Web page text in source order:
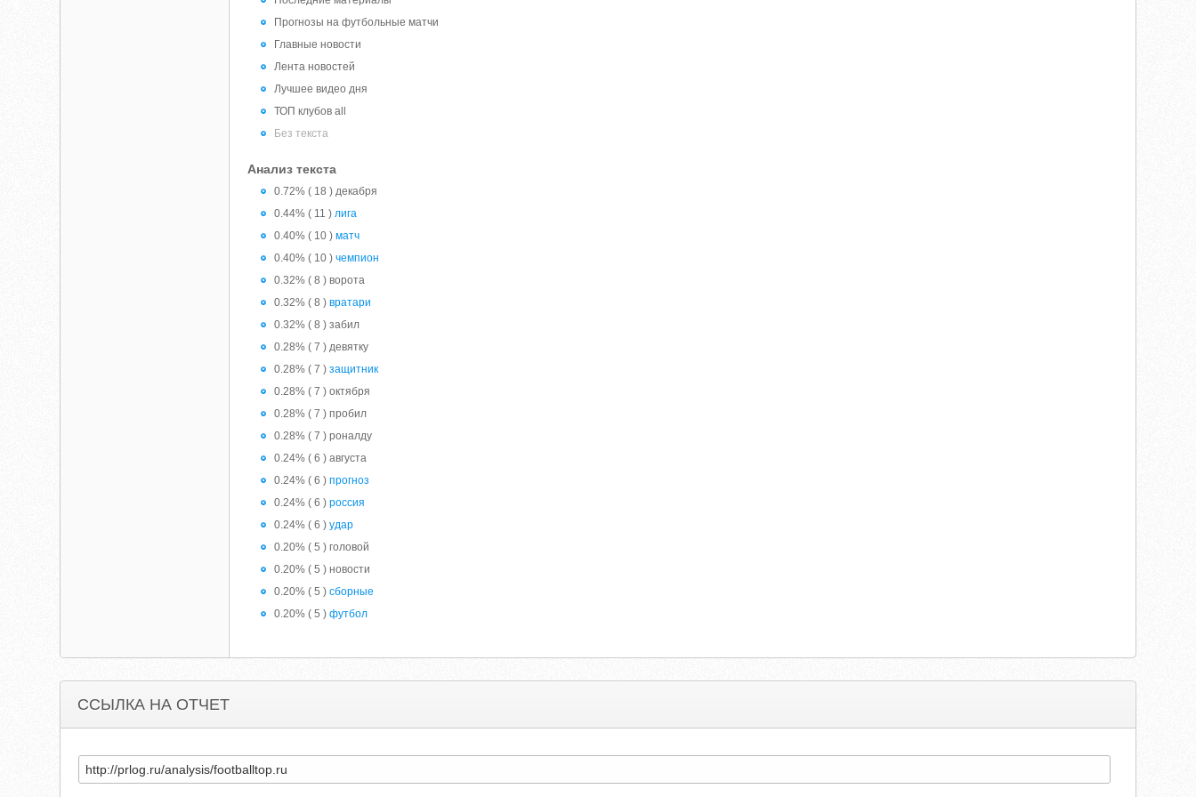
Прогнозы на футбольные матчи
Главные новости
Лента новостей
Лучшее видео дня
ТОП клубов all
Без текста
Анализ текста
0.72% ( 18 ) декабря
0.44% ( 11 )лига
0.40% ( 10 )матч
0.40% ( 10 )чемпион
0.32% ( 8 ) ворота
0.32% ( 8 )вратари
0.32% ( 8 ) забил
0.28% ( 7 ) девятку
0.28% ( 7 )защитник
0.28% ( 7 ) октября
0.28% ( 7 ) пробил
0.28% ( 7 ) роналду
0.24% ( 6 ) августа
0.24% ( 6 )прогноз
0.24% ( 6 )россия
0.24% ( 6 )удар
0.20% ( 5 ) головой
0.20% ( 5 ) новости
0.20% ( 5 )сборные
0.20% ( 5 )футбол
ССЫЛКА НА ОТЧЕТ